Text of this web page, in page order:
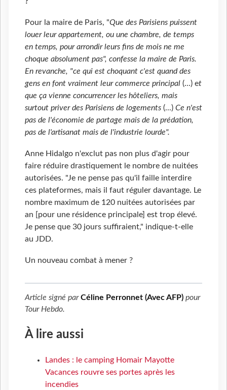
Pour la maire de Paris, "Que des Parisiens puissent
louer leur appartement, ou une chambre, de temps
en temps, pour arrondir leurs fins de mois ne me
choque absolument pas", confesse la maire de Paris.
En revanche, "ce qui est choquant c'est quand des
gens en font vraiment leur commerce principal (...) et
que ça vienne concurrencer les hôteliers, mais
surtout priver des Parisiens de logements (...) Ce n'est
pas de l'économie de partage mais de la prédation,
pas de l'artisanat mais de l'industrie lourde".
Anne Hidalgo n'exclut pas non plus d'agir pour
faire réduire drastiquement le nombre de nuitées
autorisées. "Je ne pense pas qu'il faille interdire
ces plateformes, mais il faut réguler davantage. Le
nombre maximum de 120 nuitées autorisées par
an [pour une résidence principale] est trop élevé.
Je pense que 30 jours suffiraient," indique-t-elle
au JDD.
Un nouveau combat à mener ?
Article signé parCéline Perronnet (Avec AFP) pour
Tour Hebdo.
À lire aussi
Landes : le camping Homair Mayotte
Vacances rouvre ses portes après les
incendies